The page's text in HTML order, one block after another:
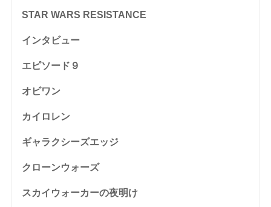
STAR WARS RESISTANCE
インタビュー
エピソード９
オビワン
カイロレン
ギャラクシーズエッジ
クローンウォーズ
スカイウォーカーの夜明け